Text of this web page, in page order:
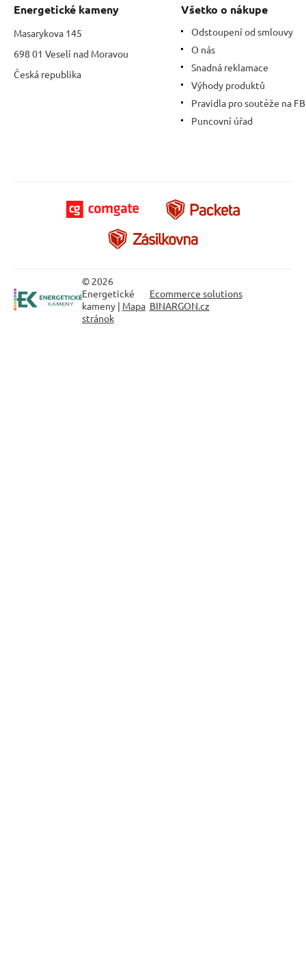
Energetické kameny
Masarykova 145
698 01 Veselí nad Moravou
Česká republika
Všetko o nákupe
Odstoupení od smlouvy
O nás
Snadná reklamace
Výhody produktů
Pravidla pro soutěže na FB
Puncovní úřad
© 2026
Energetické
kameny | Mapa
stránok
Ecommerce solutions
BINARGON.cz